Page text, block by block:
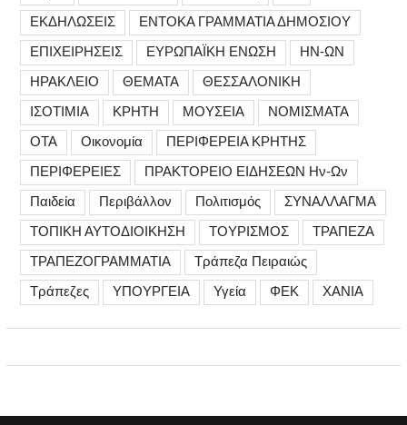
ΕΚΔΗΛΩΣΕΙΣ
ΕΝΤΟΚΑ ΓΡΑΜΜΑΤΙΑ ΔΗΜΟΣΙΟΥ
ΕΠΙΧΕΙΡΗΣΕΙΣ
ΕΥΡΩΠΑΪΚΗ ΕΝΩΣΗ
ΗΝ-ΩΝ
ΗΡΑΚΛΕΙΟ
ΘΕΜΑΤΑ
ΘΕΣΣΑΛΟΝΙΚΗ
ΙΣΟΤΙΜΙΑ
ΚΡΗΤΗ ΜΟΥΣΕΙΑ
ΝΟΜΙΣΜΑΤΑ
ΟΤΑ
Οικονομία
ΠΕΡΙΦΕΡΕΙΑ ΚΡΗΤΗΣ
ΠΕΡΙΦΕΡΕΙΕΣ
ΠΡΑΚΤΟΡΕΙΟ ΕΙΔΗΣΕΩΝ Ην-Ων
Παιδεία
Περιβάλλον Πολιτισμός
ΣΥΝΑΛΛΑΓΜΑ
ΤΟΠΙΚΗ ΑΥΤΟΔΙΟΙΚΗΣΗ
ΤΟΥΡΙΣΜΟΣ
ΤΡΑΠΕΖΑ
ΤΡΑΠΕΖΟΓΡΑΜΜΑΤΙΑ
Τράπεζα Πειραιώς
Τράπεζες
ΥΠΟΥΡΓΕΙΑ Υγεία ΦΕΚ ΧΑΝΙΑ